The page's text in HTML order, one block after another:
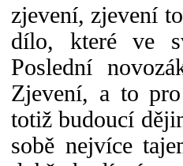
zjevení, zjevení
dílo, které ve
Poslední
Zjevení, a to
totiž budoucí
sobě nejvíce